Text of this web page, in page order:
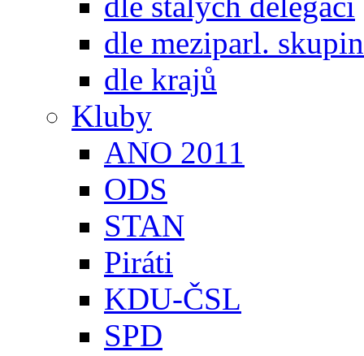
dle meziparl. skupin
dle krajů
Kluby
ANO 2011
ODS
STAN
Piráti
KDU-ČSL
SPD